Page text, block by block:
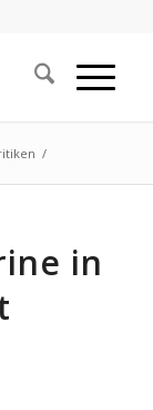
/
in